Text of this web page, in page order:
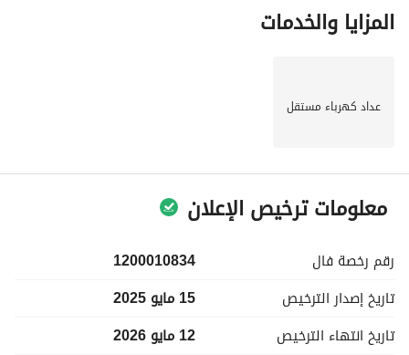
المزايا والخدمات
عداد كهرباء مستقل
معلومات ترخيص الإعلان
رقم رخصة فال
1200010834
تاريخ إصدار الترخيص
15 مايو 2025
تاريخ انتهاء الترخيص 12 مايو 2026